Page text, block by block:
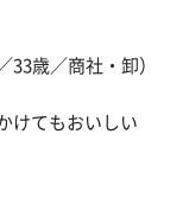
33歳／商社・卸）
けてもおいしい